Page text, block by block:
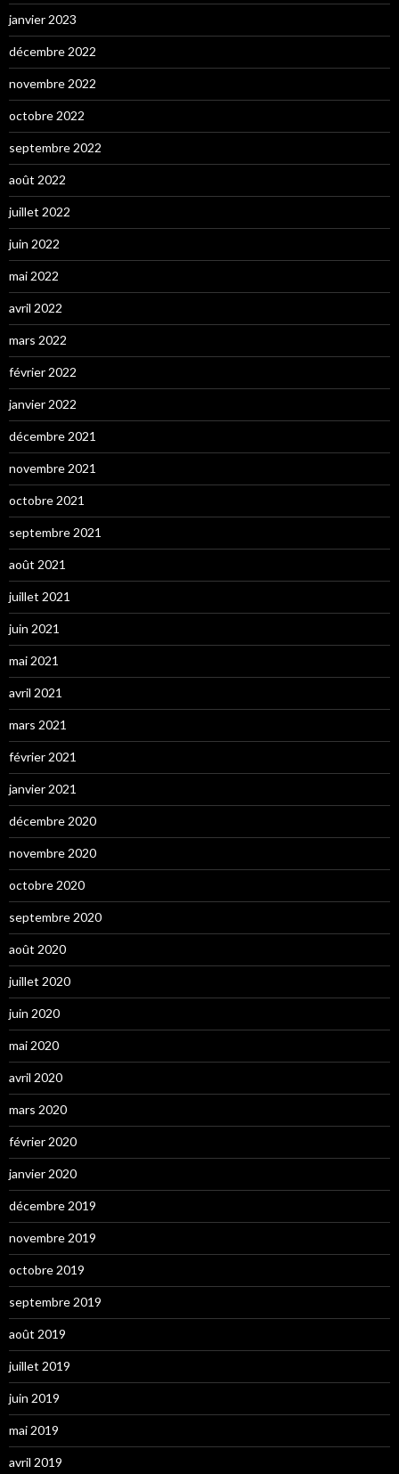
janvier 2023
décembre 2022
novembre 2022
octobre 2022
septembre 2022
août 2022
juillet 2022
juin 2022
mai 2022
avril 2022
mars 2022
février 2022
janvier 2022
décembre 2021
novembre 2021
octobre 2021
septembre 2021
août 2021
juillet 2021
juin 2021
mai 2021
avril 2021
mars 2021
février 2021
janvier 2021
décembre 2020
novembre 2020
octobre 2020
septembre 2020
août 2020
juillet 2020
juin 2020
mai 2020
avril 2020
mars 2020
février 2020
janvier 2020
décembre 2019
novembre 2019
octobre 2019
septembre 2019
août 2019
juillet 2019
juin 2019
mai 2019
avril 2019